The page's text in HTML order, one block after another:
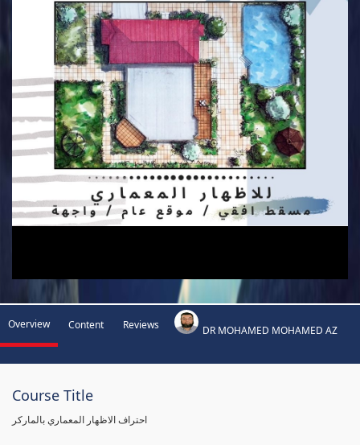
Overview Content Reviews DR MOHAMED MOHAMED AZ
Course Title
احتراف الاظهار المعماري بالماركر